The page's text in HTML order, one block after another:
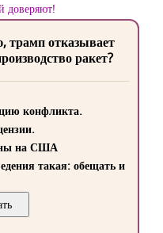
доверяют!
трамп отказывает
ракет?
конфликта.
на США
такая: обещать и